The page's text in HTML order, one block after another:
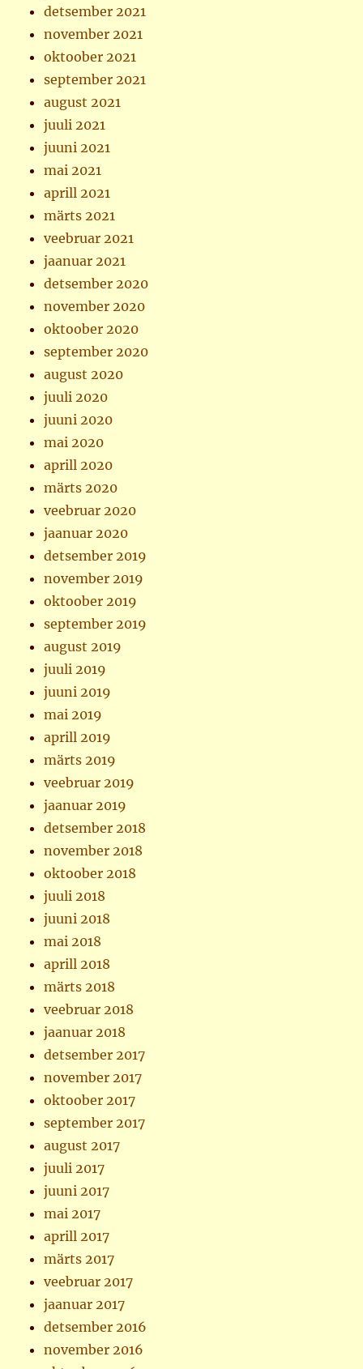
detsember 2021
november 2021
oktoober 2021
september 2021
august 2021
juuli 2021
juuni 2021
mai 2021
aprill 2021
märts 2021
veebruar 2021
jaanuar 2021
detsember 2020
november 2020
oktoober 2020
september 2020
august 2020
juuli 2020
juuni 2020
mai 2020
aprill 2020
märts 2020
veebruar 2020
jaanuar 2020
detsember 2019
november 2019
oktoober 2019
september 2019
august 2019
juuli 2019
juuni 2019
mai 2019
aprill 2019
märts 2019
veebruar 2019
jaanuar 2019
detsember 2018
november 2018
oktoober 2018
juuli 2018
juuni 2018
mai 2018
aprill 2018
märts 2018
veebruar 2018
jaanuar 2018
detsember 2017
november 2017
oktoober 2017
september 2017
august 2017
juuli 2017
juuni 2017
mai 2017
aprill 2017
märts 2017
veebruar 2017
jaanuar 2017
detsember 2016
november 2016